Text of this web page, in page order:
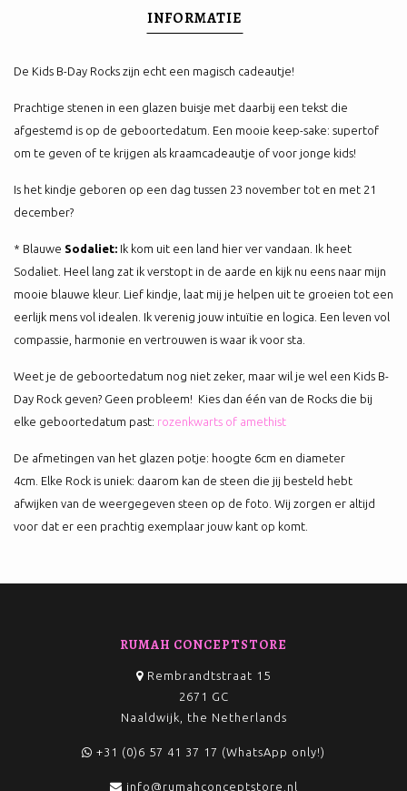
INFORMATIE
De Kids B-Day Rocks zijn echt een magisch cadeautje!
Prachtige stenen in een glazen buisje met daarbij een tekst die
afgestemd is op de geboortedatum. Een mooie keep-sake: supertof
om te geven of te krijgen als kraamcadeautje of voor jonge kids!
Is het kindje geboren op een dag tussen 23 november tot en met 21
december?
* Blauwe Sodaliet: Ik kom uit een land hier ver vandaan. Ik heet
Sodaliet. Heel lang zat ik verstopt in de aarde en kijk nu eens naar mijn
mooie blauwe kleur. Lief kindje, laat mij je helpen uit te groeien tot een
eerlijk mens vol idealen. Ik verenig jouw intuïtie en logica. Een leven vol
compassie, harmonie en vertrouwen is waar ik voor sta.
Weet je de geboortedatum nog niet zeker, maar wil je wel een Kids B-
Day Rock geven? Geen probleem! Kies dan één van de Rocks die bij
elke geboortedatum past: rozenkwarts of amethist
De afmetingen van het glazen potje: hoogte 6cm en diameter
4cm. Elke Rock is uniek: daarom kan de steen die jij besteld hebt
afwijken van de weergegeven steen op de foto. Wij zorgen er altijd
voor dat er een prachtig exemplaar jouw kant op komt.
RUMAH CONCEPTSTORE
Rembrandtstraat 15
2671 GC
Naaldwijk, the Netherlands
+31 (0)6 57 41 37 17 (WhatsApp only!)
info@rumahconceptstore.nl